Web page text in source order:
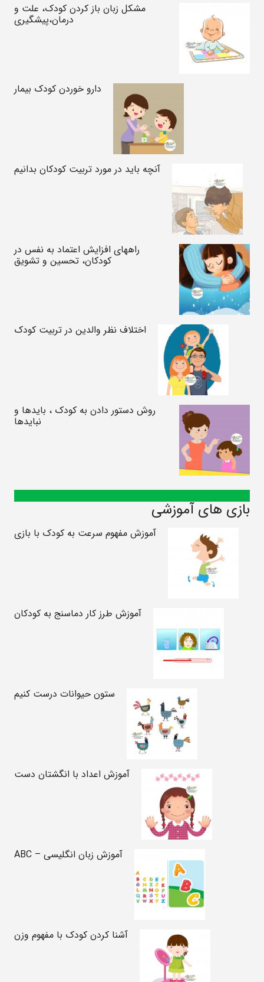
مشکل زبان باز کردن کودک، علت و
درمان،پیشگیری
دارو خوردن کودک بیمار
آنچه باید در مورد تربیت کودکان بدانیم
راههای افزایش اعتماد به نفس در
کودکان، تحسین و تشویق
اختلاف نظر والدین در تربیت کودک
روش دستور دادن به کودک ، بایدها و
نبایدها
بازی های آموزشی
آموزش مفهوم سرعت به کودک با بازی
آموزش طرز کار دماسنج به کودکان
ستون حیوانات درست کنیم
آموزش اعداد با انگشتان دست
آموزش زبان انگلیسی – ABC
آشنا کردن کودک با مفهوم وزن